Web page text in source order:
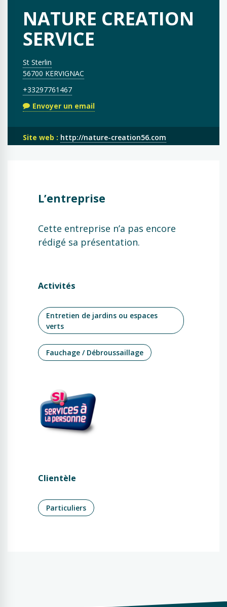
NATURE CREATION
SERVICE
St Sterlin
56700 KERVIGNAC
+33297761467
Envoyer un email
Site web : http://nature-creation56.com
L’entreprise
Cette entreprise n’a pas encore
rédigé sa présentation.
Activités
Entretien de jardins ou espaces
verts
Fauchage / Débroussaillage
Clientèle
Particuliers